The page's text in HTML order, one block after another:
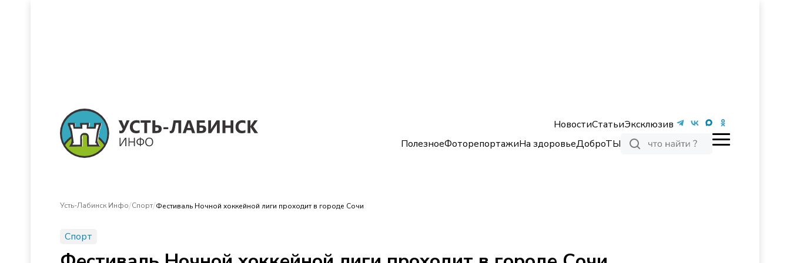
НовостиСтатьиЭксклюзив
ПолезноеФоторепортажиНа здоровьеДоброТЫ
Усть-Лабинск Инфо/Спорт/Фестиваль Ночной хоккейной лиги проходит в городе Сочи
Спорт